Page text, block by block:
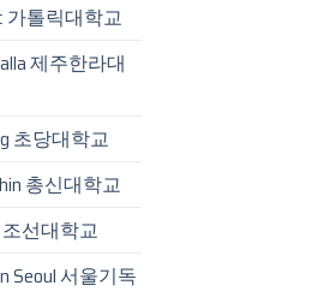
가톨릭대학교
제주한라대
초당대학교
총신대학교
조선대학교
Seoul 서울기독